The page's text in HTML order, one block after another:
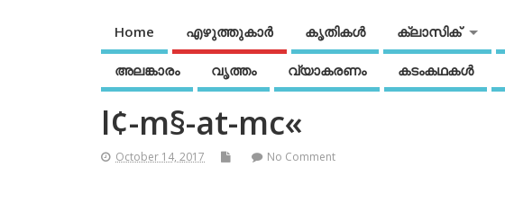
Home എഴുത്തുകാര്‍ കൃതികൾ ക്ലാസിക്
അലങ്കാരം വൃത്തം വ്യാകരണം കടംകഥകള്‍
l¢-m§-at-mc«
October 14, 2017 No Comment